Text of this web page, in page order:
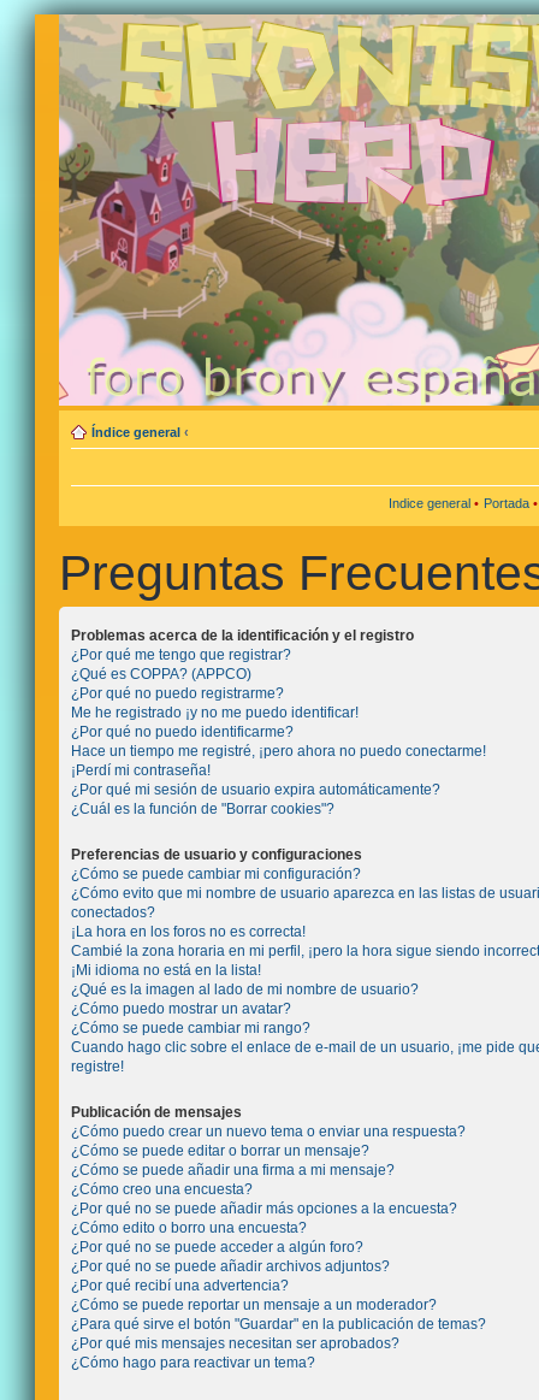
Índice general ‹
Indice general • Portada
Preguntas
Problemas acerca de la identificación y el registro
¿Por qué me tengo que registrar?
¿Qué es COPPA? (APPCO)
¿Por qué no puedo registrarme?
Me he registrado ¡y no me puedo identificar!
¿Por qué no puedo identificarme?
Hace un tiempo me registré, ¡pero ahora no puedo conectarme!
¡Perdí mi contraseña!
¿Por qué mi sesión de usuario expira automáticamente?
¿Cuál es la función de "Borrar cookies"?
Preferencias de usuario y configuraciones
¿Cómo se puede cambiar mi configuración?
¿Cómo evito que mi nombre de usuario aparezca en las listas de
conectados?
¡La hora en los foros no es correcta!
Cambié la zona horaria en mi perfil, ¡pero la hora sigue siendo
¡Mi idioma no está en la lista!
¿Qué es la imagen al lado de mi nombre de usuario?
¿Cómo puedo mostrar un avatar?
¿Cómo se puede cambiar mi rango?
Cuando hago clic sobre el enlace de e-mail de un usuario, ¡me pide
registre!
Publicación de mensajes
¿Cómo puedo crear un nuevo tema o enviar una respuesta?
¿Cómo se puede editar o borrar un mensaje?
¿Cómo se puede añadir una firma a mi mensaje?
¿Cómo creo una encuesta?
¿Por qué no se puede añadir más opciones a la encuesta?
¿Cómo edito o borro una encuesta?
¿Por qué no se puede acceder a algún foro?
¿Por qué no se puede añadir archivos adjuntos?
¿Por qué recibí una advertencia?
¿Cómo se puede reportar un mensaje a un moderador?
¿Para qué sirve el botón "Guardar" en la publicación de temas?
¿Por qué mis mensajes necesitan ser aprobados?
¿Cómo hago para reactivar un tema?